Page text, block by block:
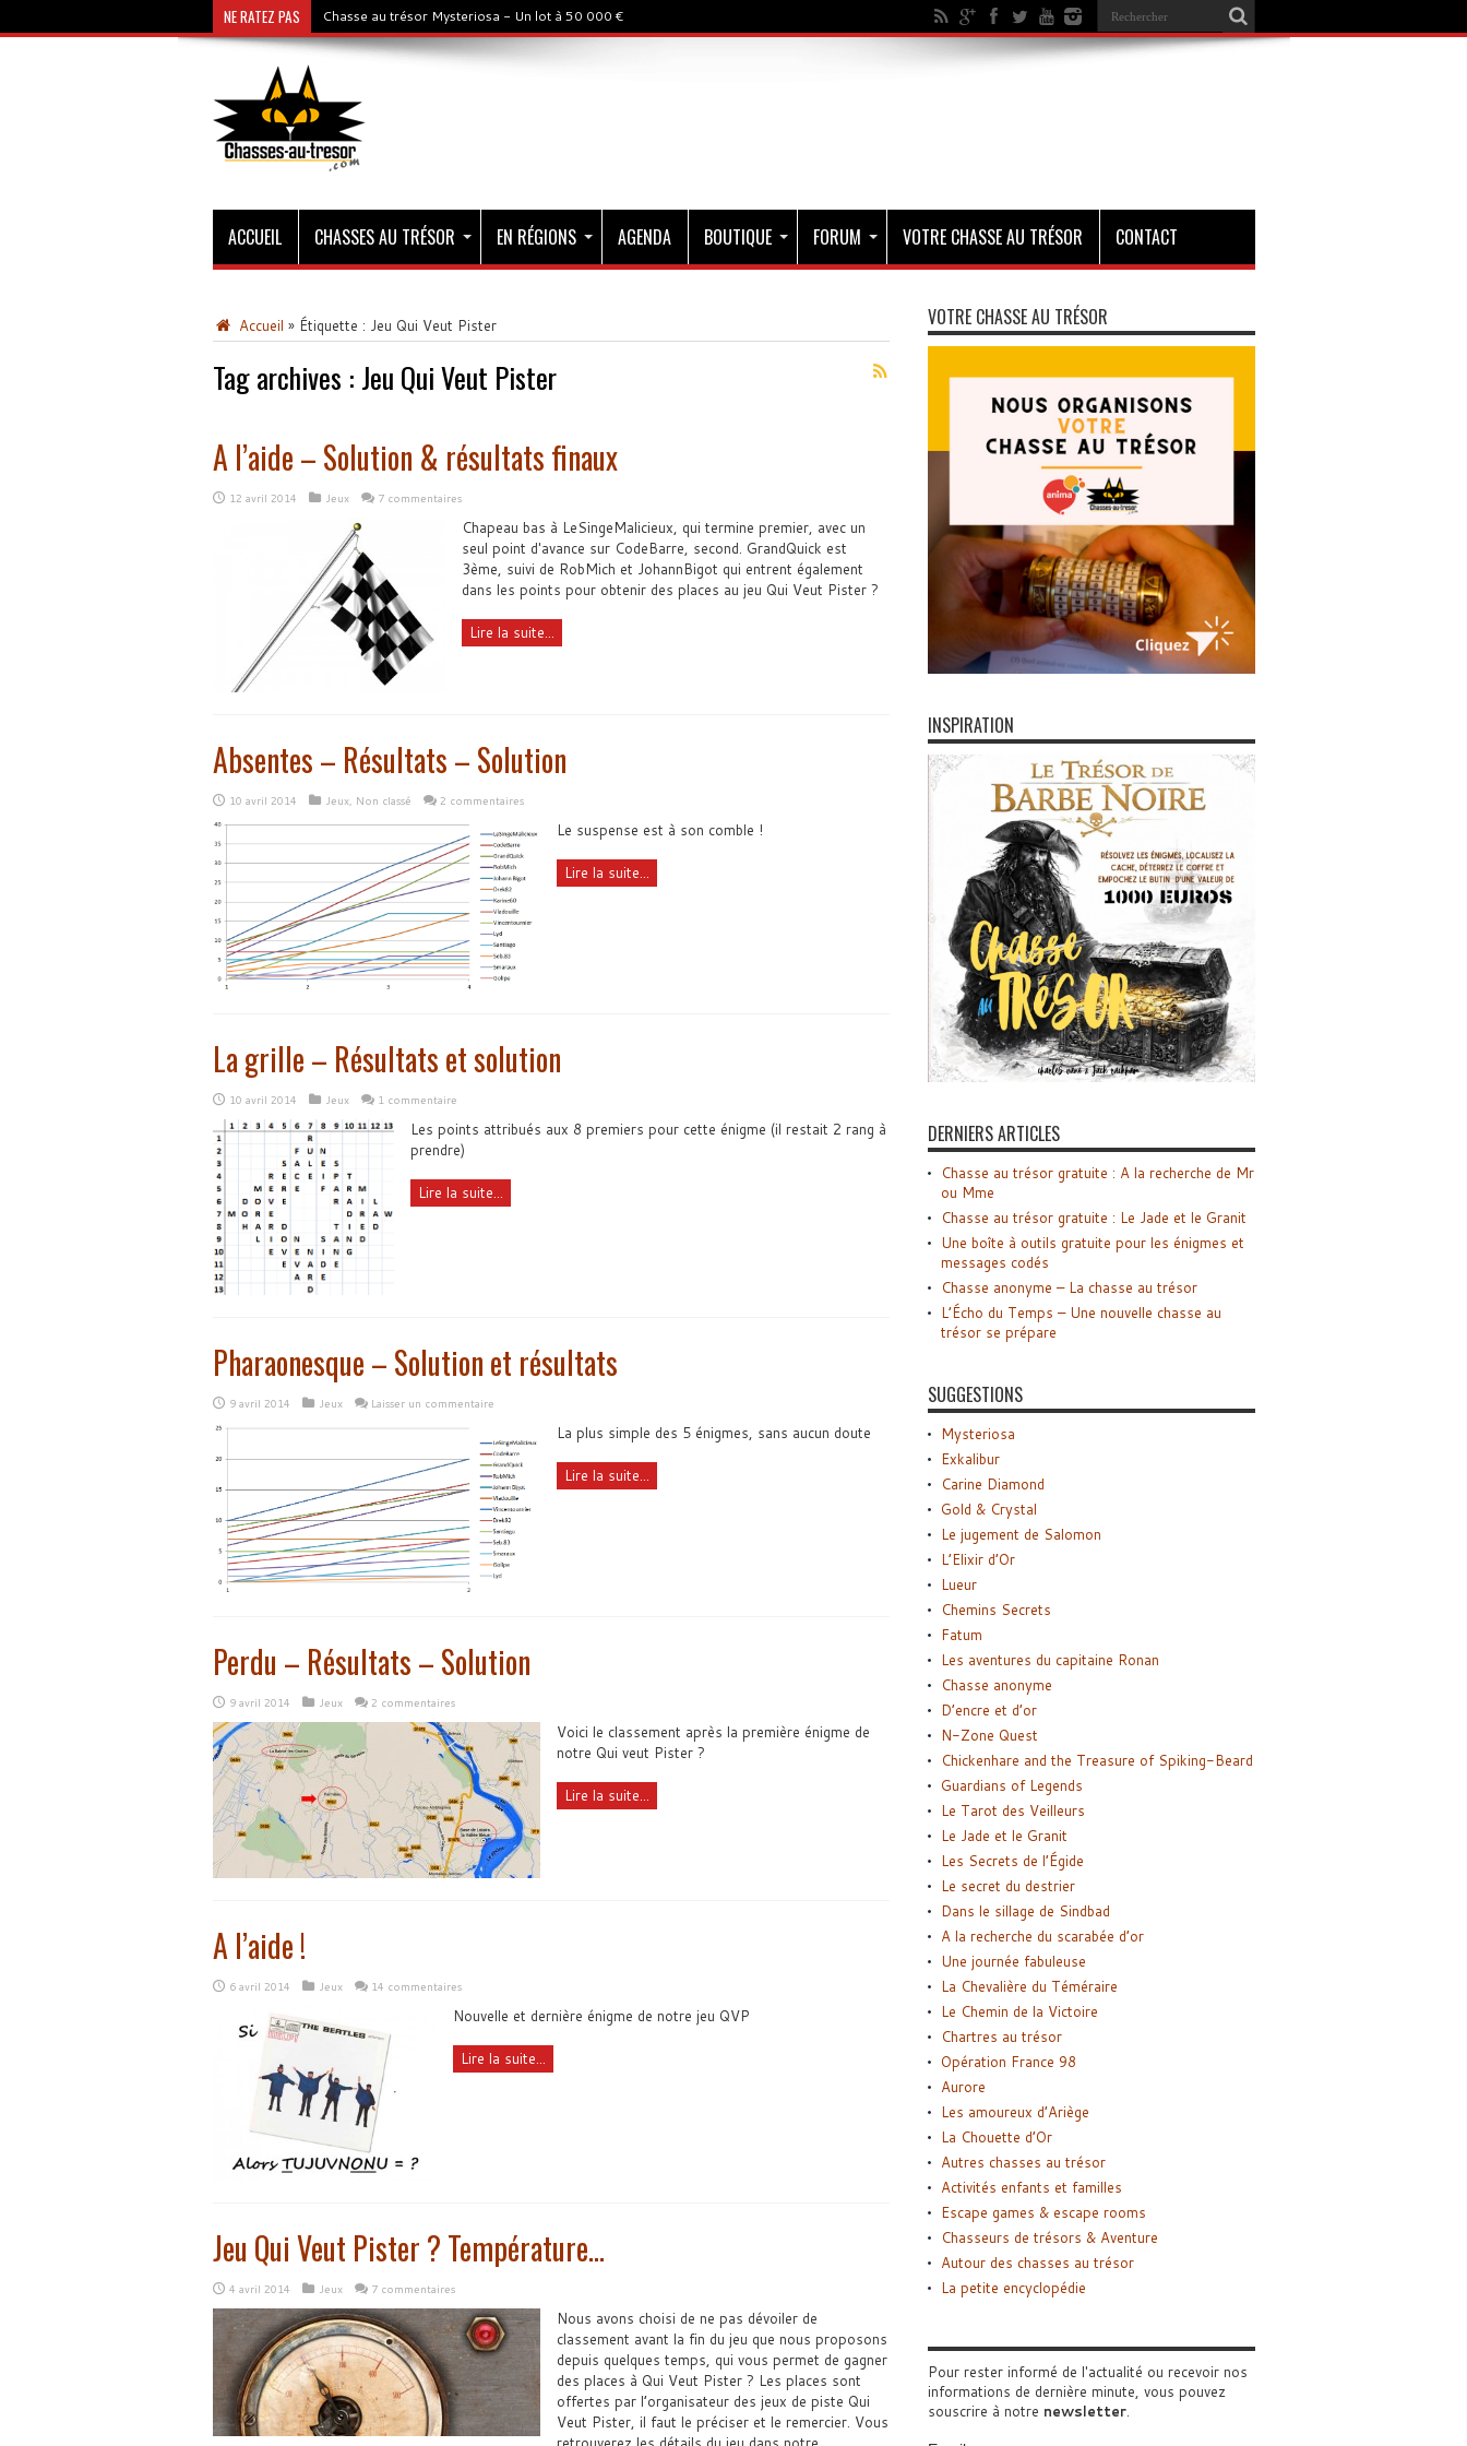
NE RATEZ PAS Chasse au trésor Mysteriosa - Un lot à 50 000 €
ACCUEIL CHASSES AU TRÉSOR EN RÉGIONS AGENDA BOUTIQUE FORUM VOTRE CHASSE AU TRÉSOR CONTACT
Accueil » Étiquette : Jeu Qui Veut Pister
Tag archives : Jeu Qui Veut Pister
A l’aide – Solution & résultats finaux
12 avril 2014 Jeux 7 commentaires
Chapeau bas à LeSingeMalicieux, qui termine premier, avec un
seul point d'avance sur CodeBarre, second. GrandQuick est
3ème, suivi de RobMich et JohannBigot qui entrent également
dans les points pour obtenir des places au jeu Qui Veut Pister ?
Lire la suite...
Absentes – Résultats – Solution
10 avril 2014 Jeux, Non classé 2 commentaires
Le suspense est à son comble !
Lire la suite...
La grille – Résultats et solution
10 avril 2014 Jeux 1 commentaire
Les points attribués aux 8 premiers pour cette énigme (il restait 2 rang à
prendre)
Lire la suite...
Pharaonesque – Solution et résultats
9 avril 2014 Jeux Laisser un commentaire
La plus simple des 5 énigmes, sans aucun doute
Lire la suite...
Perdu – Résultats – Solution
9 avril 2014 Jeux 2 commentaires
Voici le classement après la première énigme de
notre Qui veut Pister ?
Lire la suite...
A l’aide !
6 avril 2014 Jeux 14 commentaires
Nouvelle et dernière énigme de notre jeu QVP
Lire la suite...
Jeu Qui Veut Pister ? Température…
4 avril 2014 Jeux 7 commentaires
Nous avons choisi de ne pas dévoiler de
classement avant la fin du jeu que nous proposons
depuis quelques temps, qui vous permet de gagner
des places à Qui Veut Pister ? Les places sont
offertes par l’organisateur des jeux de piste Qui
Veut Pister, il faut le préciser et le remercier. Vous
VOTRE CHASSE AU TRÉSOR
INSPIRATION
DERNIERS ARTICLES
Chasse au trésor gratuite : A la recherche de Mr
ou Mme
Chasse au trésor gratuite : Le Jade et le Granit
Une boîte à outils gratuite pour les énigmes et
messages codés
Chasse anonyme – La chasse au trésor
L’Écho du Temps – Une nouvelle chasse au
trésor se prépare
SUGGESTIONS
Mysteriosa
Exkalibur
Carine Diamond
Gold & Crystal
Le jugement de Salomon
L’Elixir d’Or
Lueur
Chemins Secrets
Fatum
Les aventures du capitaine Ronan
Chasse anonyme
D’encre et d’or
N-Zone Quest
Chickenhare and the Treasure of Spiking-Beard
Guardians of Legends
Le Tarot des Veilleurs
Le Jade et le Granit
Les Secrets de l’Égide
Le secret du destrier
Dans le sillage de Sindbad
A la recherche du scarabée d’or
Une journée fabuleuse
La Chevalière du Téméraire
Le Chemin de la Victoire
Chartres au trésor
Opération France 98
Aurore
Les amoureux d’Ariège
La Chouette d’Or
Autres chasses au trésor
Activités enfants et familles
Escape games & escape rooms
Chasseurs de trésors & Aventure
Autour des chasses au trésor
La petite encyclopédie
Pour rester informé de l'actualité ou recevoir nos
informations de dernière minute, vous pouvez
souscrire à notre newsletter.